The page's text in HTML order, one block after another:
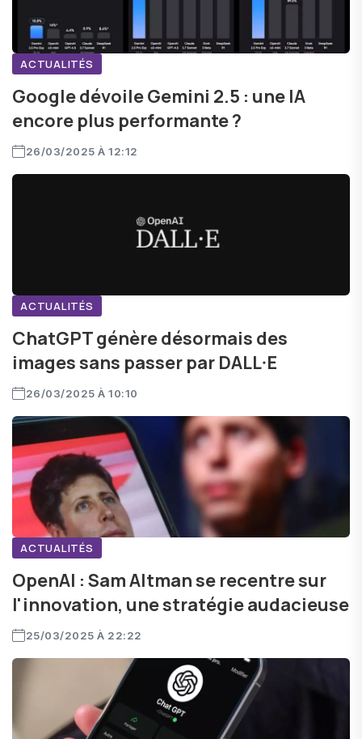
ACTUALITÉS
Google dévoile Gemini 2.5 : une IA
encore plus performante ?
26/03/2025 À 12:12
ACTUALITÉS
ChatGPT génère désormais des
images sans passer par DALL·E
26/03/2025 À 10:10
ACTUALITÉS
OpenAI : Sam Altman se recentre sur
l'innovation, une stratégie audacieuse
25/03/2025 À 22:22